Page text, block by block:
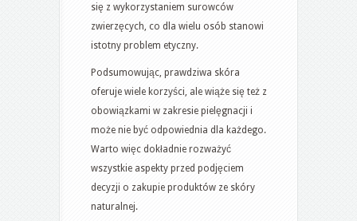
się z wykorzystaniem surowców
zwierzęcych, co dla wielu osób stanowi
istotny problem etyczny.
Podsumowując, prawdziwa skóra
oferuje wiele korzyści, ale wiąże się też z
obowiązkami w zakresie pielęgnacji i
może nie być odpowiednia dla każdego.
Warto więc dokładnie rozważyć
wszystkie aspekty przed podjęciem
decyzji o zakupie produktów ze skóry
naturalnej.